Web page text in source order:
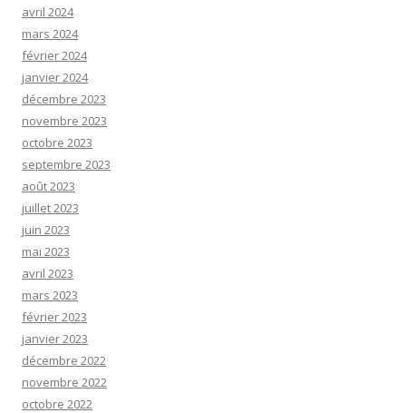
avril 2024
mars 2024
février 2024
janvier 2024
décembre 2023
novembre 2023
octobre 2023
septembre 2023
août 2023
juillet 2023
juin 2023
mai 2023
avril 2023
mars 2023
février 2023
janvier 2023
décembre 2022
novembre 2022
octobre 2022